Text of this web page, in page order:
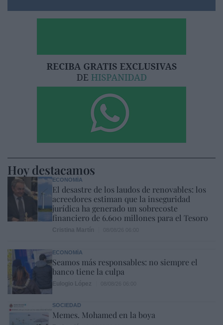
Hoy destacamos
ECONOMÍA
El desastre de los laudos de renovables: los
acreedores estiman que la inseguridad
jurídica ha generado un sobrecoste
financiero de 6.600 millones para el Tesoro
ECONOMÍA
Seamos más responsables: no siempre el
banco tiene la culpa
SOCIEDAD
Memes. Mohamed en la boya